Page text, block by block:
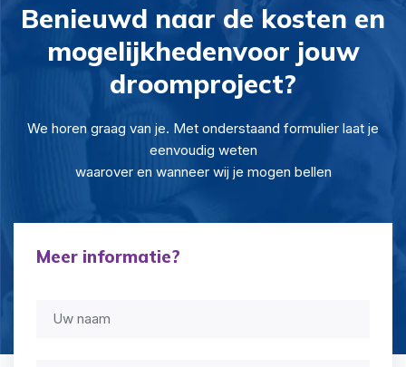
Benieuwd naar de kosten en
mogelijkhedenvoor jouw
droomproject?
We horen graag van je. Met onderstaand formulier laat je
eenvoudig weten
waarover en wanneer wij je mogen bellen
Meer informatie?